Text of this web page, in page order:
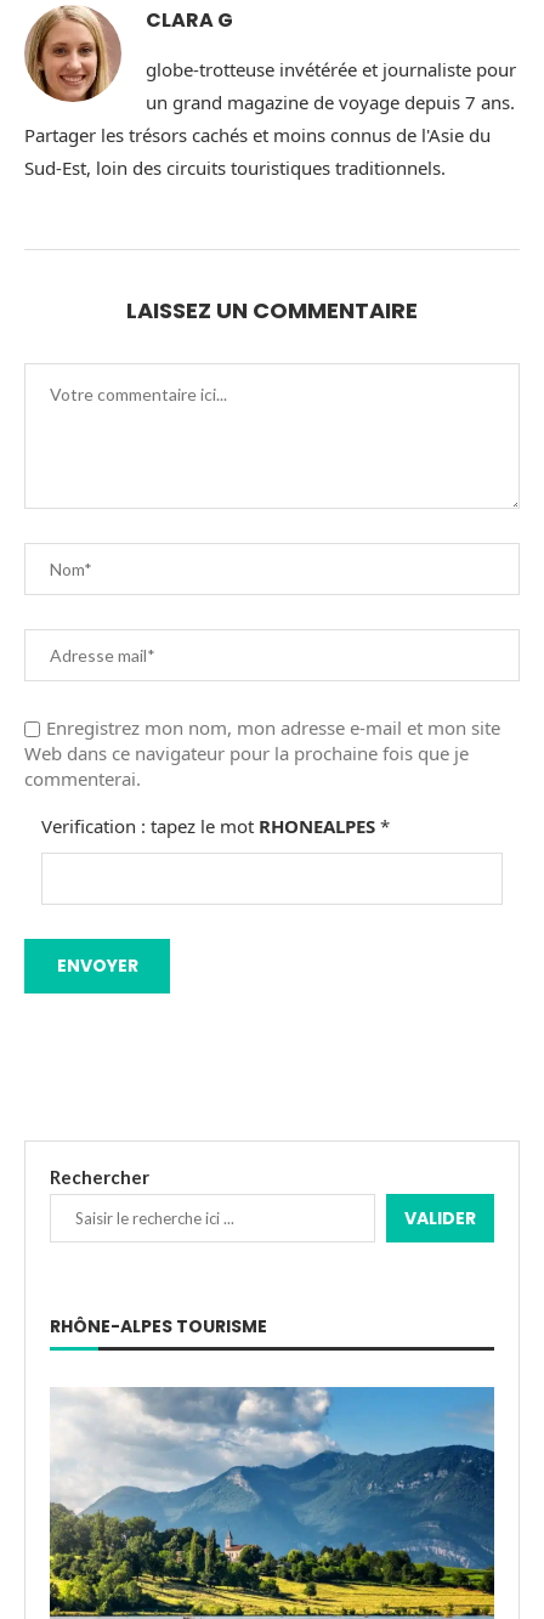
CLARA G
globe-trotteuse invétérée et journaliste pour
un grand magazine de voyage depuis 7 ans.
Partager les trésors cachés et moins connus de l'Asie du
Sud-Est, loin des circuits touristiques traditionnels.
LAISSEZ UN COMMENTAIRE
Enregistrez mon nom, mon adresse e-mail et mon site
Web dans ce navigateur pour la prochaine fois que je
commenterai.
Verification : tapez le mot RHONEALPES *
Rechercher
VALIDER
RHÔNE-ALPES TOURISME